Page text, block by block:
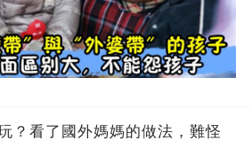
？看了國外媽媽的做法，難怪